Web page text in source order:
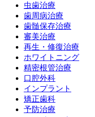
虫歯治療
歯周病治療
歯髄保存治療
審美治療
再生・修復治療
ホワイトニング
精密根管治療
口腔外科
インプラント
矯正歯科
予防治療